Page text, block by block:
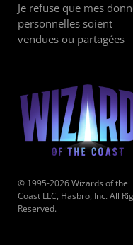
Je refuse que mes
personnelles soient
vendues ou partagées
© 1995-2026 Wizards of the
Coast LLC, Hasbro, Inc. All
Reserved.